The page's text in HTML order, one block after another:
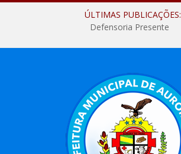
ÚLTIMAS PUBLICAÇÕES:
Defensoria Presente